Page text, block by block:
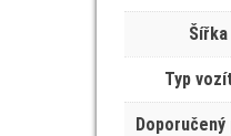
Šířka
Typ
Doporučený